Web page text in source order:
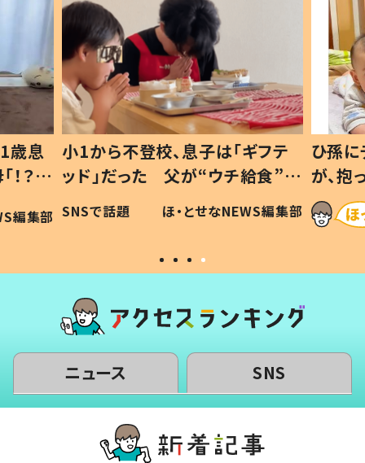
歳息
？」
編集部
小1から不登校、息子は「ギフテ
ッド」だった 父が“ウチ給食”を
作り続ける理由とは #令和の親
#令和の子
SNSで話題 ほ・とせなNEWS編集部
ひ孫
が、
「涙が
い」
ニュース SNS